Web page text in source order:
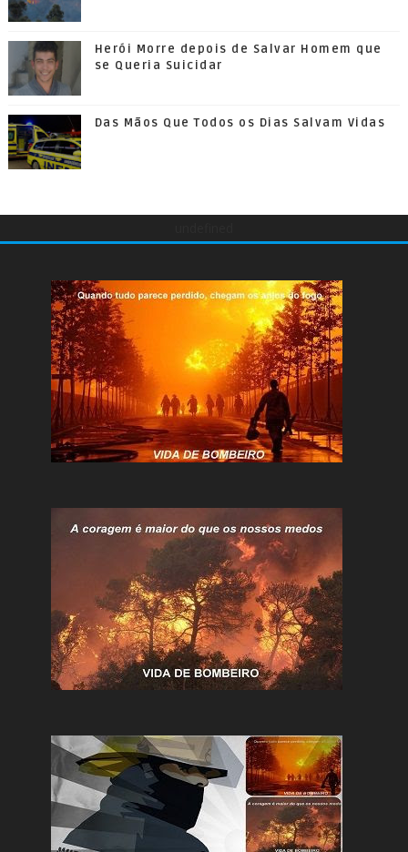
Herói Morre depois de Salvar Homem que
se Queria Suicidar
Das Mãos Que Todos os Dias Salvam Vidas